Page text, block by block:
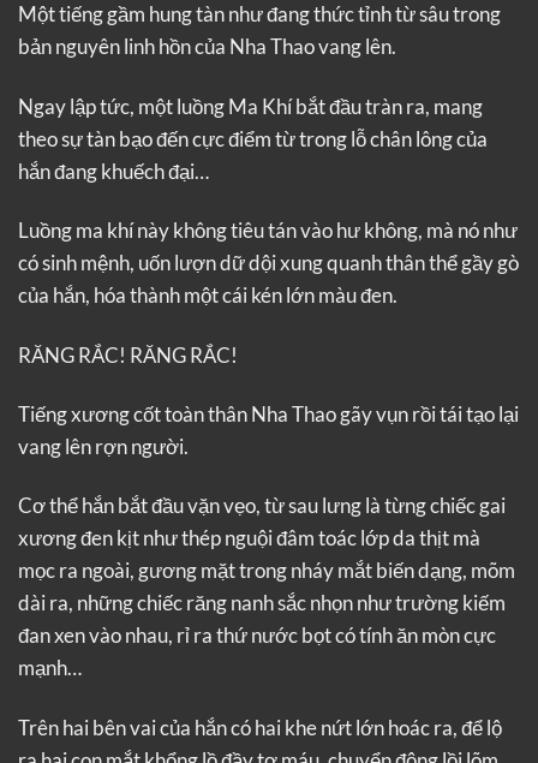
Một tiếng gầm hung tàn như đang thức tỉnh từ sâu trong
bản nguyên linh hồn của Nha Thao vang lên.
Ngay lập tức, một luồng Ma Khí bắt đầu tràn ra, mang
theo sự tàn bạo đến cực điểm từ trong lỗ chân lông của
hắn đang khuếch đại…
Luồng ma khí này không tiêu tán vào hư không, mà nó như
có sinh mệnh, uốn lượn dữ dội xung quanh thân thể gầy gò
của hắn, hóa thành một cái kén lớn màu đen.
RĂNG RẮC! RĂNG RẮC!
Tiếng xương cốt toàn thân Nha Thao gãy vụn rồi tái tạo lại
vang lên rợn người.
Cơ thể hắn bắt đầu vặn vẹo, từ sau lưng là từng chiếc gai
xương đen kịt như thép nguội đâm toác lớp da thịt mà
mọc ra ngoài, gương mặt trong nháy mắt biến dạng, mõm
dài ra, những chiếc răng nanh sắc nhọn như trường kiếm
đan xen vào nhau, rỉ ra thứ nước bọt có tính ăn mòn cực
mạnh…
Trên hai bên vai của hắn có hai khe nứt lớn hoác ra, để lộ